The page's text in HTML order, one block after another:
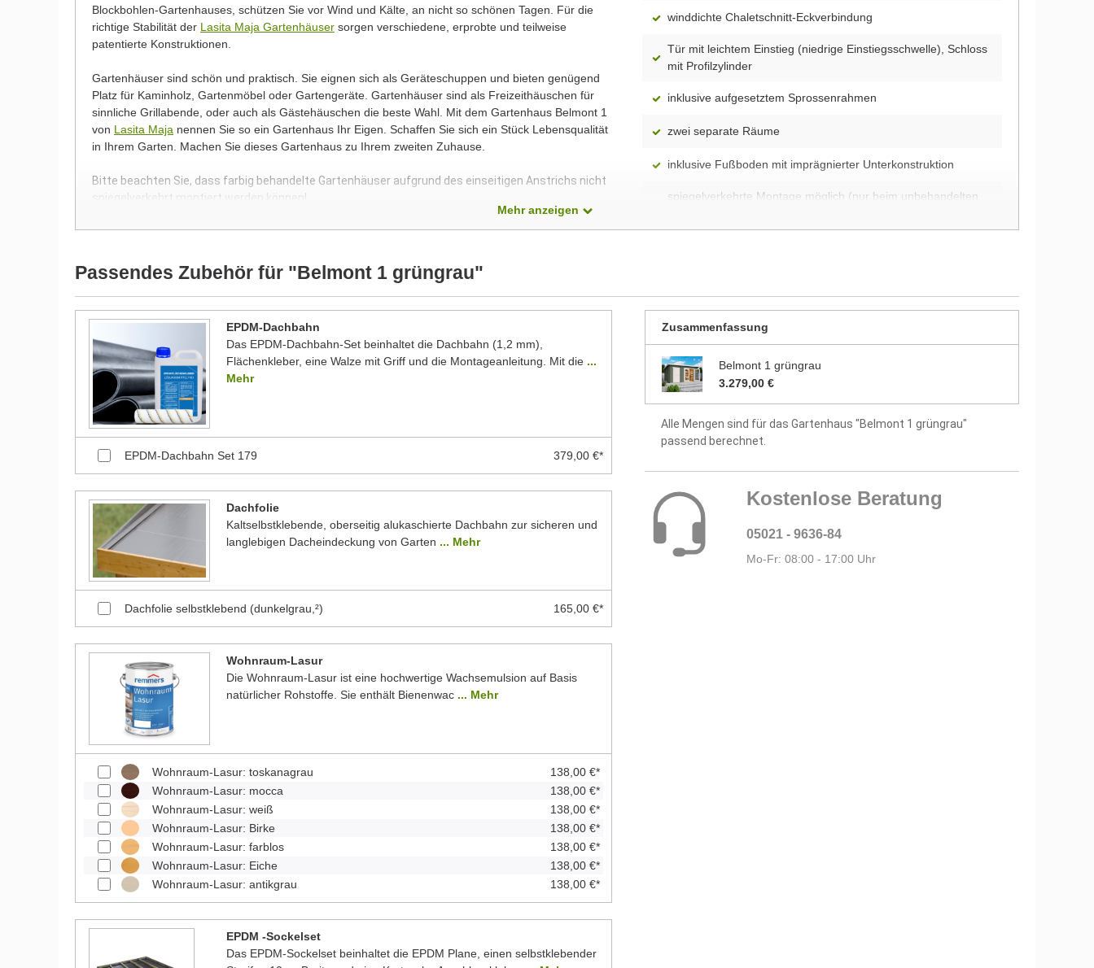
Blockbohlen-Gartenhauses, schützen Sie vor Wind und Kälte, an nicht so schönen Tagen. Für die
richtige Stabilität der Lasita Maja Gartenhäuser sorgen verschiedene, erprobte und teilweise
patentierte Konstruktionen.
Gartenhäuser sind schön und praktisch. Sie eignen sich als Geräteschuppen und bieten genügend
Platz für Kaminholz, Gartenmöbel oder Gartengeräte. Gartenhäuser sind als Freizeithäuschen für
sinnliche Grillabende, oder auch als Gästehäuschen die beste Wahl. Mit dem Gartenhaus Belmont 1
von Lasita Maja nennen Sie so ein Gartenhaus Ihr Eigen. Schaffen Sie sich ein Stück Lebensqualität
in Ihrem Garten. Machen Sie dieses Gartenhaus zu Ihrem zweiten Zuhause.
Bitte beachten Sie, dass farbig behandelte Gartenhäuser aufgrund des einseitigen Anstrichs nicht
spiegelverkehrt montiert werden können!
Wir möchten Sie an dieser Stelle darauf hinweisen, dass alle Produkte ständig weiterentwickelt
Bilder unserer Kunden stellen teilweise modifizierte Modelle dar. Alle Maße sind Circa-Angaben.
winddichte Chaletschnitt-Eckverbindung
Tür mit leichtem Einstieg (niedrige Einstiegsschwelle), Schloss
mit Profilzylinder
inklusive aufgesetztem Sprossenrahmen
zwei separate Räume
inklusive Fußboden mit imprägnierter Unterkonstruktion
spiegelverkehrte Montage möglich (nur beim unbehandelten
Dach aus 15 mm starken Dachbrettern
Fußboden aus 15 mm starken Fußbodenbrettern
Montageanleitung und Montagematerial im Lieferumfang
enthalten
2 Jahre Herstellergarantie
Mehr anzeigen
Passendes Zubehör für "Belmont 1 grüngrau"
EPDM-Dachbahn
Das EPDM-Dachbahn-Set beinhaltet die Dachbahn (1,2 mm),
Flächenkleber, eine Walze mit Griff und die Montageanleitung. Mit die ...
Mehr
EPDM-Dachbahn Set 179 379,00 €*
Dachfolie
Kaltselbstklebende, oberseitig alukaschierte Dachbahn zur sicheren und
langlebigen Dacheindeckung von Garten ... Mehr
Dachfolie selbstklebend (dunkelgrau,²) 165,00 €*
Wohnraum-Lasur
Die Wohnraum-Lasur ist eine hochwertige Wachsemulsion auf Basis
natürlicher Rohstoffe. Sie enthält Bienenwac ... Mehr
Wohnraum-Lasur: toskanagrau
138,00 €*
Wohnraum-Lasur: mocca
138,00 €*
Wohnraum-Lasur: weiß
138,00 €*
Wohnraum-Lasur: Birke
138,00 €*
Wohnraum-Lasur: farblos
138,00 €*
Wohnraum-Lasur: Eiche
138,00 €*
Wohnraum-Lasur: antikgrau
138,00 €*
EPDM -Sockelset
Das EPDM-Sockelset beinhaltet die EPDM Plane, einen selbstklebender
Zusammenfassung
Belmont 1 grüngrau
3.279,00 €
Alle Mengen sind für das Gartenhaus "Belmont 1 grüngrau"
passend berechnet.
Kostenlose Beratung
05021 - 9636-84
Mo-Fr: 08:00 - 17:00 Uhr